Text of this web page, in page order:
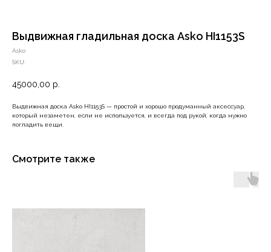
Выдвижная гладильная доска Asko HI1153S
Asko
SKU:
45000,00 р.
Выдвижная доска Asko HI1153S — простой и хорошо продуманный аксессуар,
который незаметен, если не используется, и всегда под рукой, когда нужно
погладить вещи.
Смотрите также